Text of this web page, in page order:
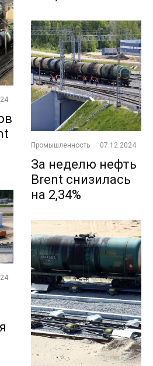
Промышленность · 07.12.2024
За неделю нефть
Brent снизилась
на 2,34%